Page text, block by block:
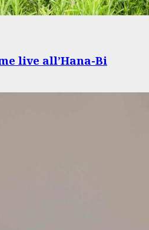
live all’Hana-Bi